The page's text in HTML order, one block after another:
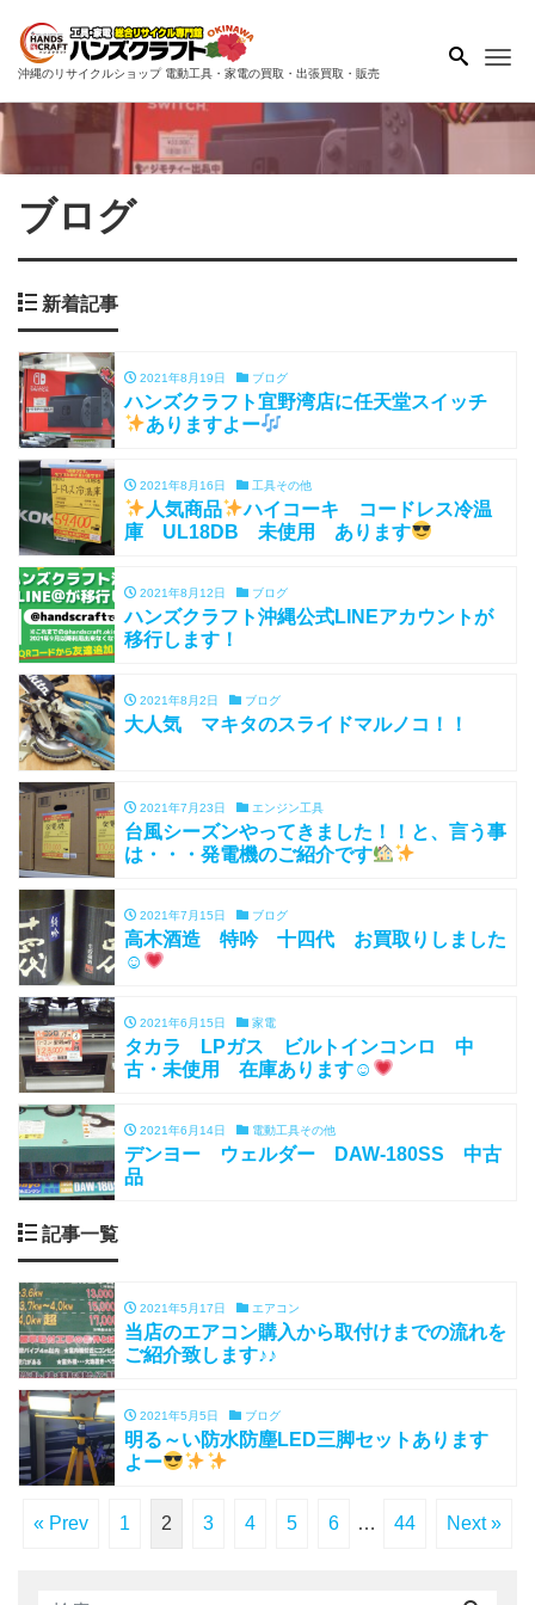
沖縄のリサイクルショップ 電動工具・家電の買取・出張買取・販売
ブログ
新着記事
2021年8月19日 ブログ
ハンズクラフト宜野湾店に任天堂スイッチ
ありますよー
2021年8月16日 工具その他
人気商品
ハイコーキ コードレス冷温
庫 UL18DB 未使用 あります
2021年8月12日 ブログ
ハンズクラフト沖縄公式LINEアカウントが
移行します！
2021年8月2日 ブログ
大人気 マキタのスライドマルノコ！！
2021年7月23日 エンジン工具
台風シーズンやってきました！！と、言う事
は・・・発電機のご紹介です
2021年7月15日 ブログ
高木酒造 特吟 十四代 お買取りしました
☺
2021年6月15日 家電
タカラ LPガス ビルトインコンロ 中
古・未使用 在庫あります☺
2021年6月14日 電動工具その他
デンヨー ウェルダー DAW-180SS 中古
品
記事一覧
2021年5月17日 エアコン
当店のエアコン購入から取付けまでの流れを
ご紹介致します♪♪
2021年5月5日 ブログ
明る～い防水防塵LED三脚セットあります
よー
« Prev 1 2 3 4 5 6 … 44 Next »